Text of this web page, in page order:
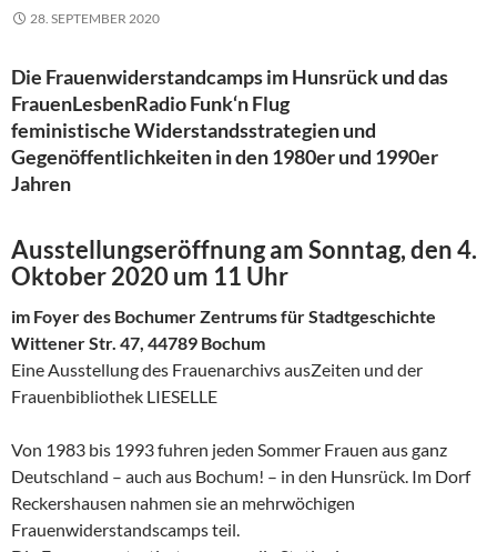
28. SEPTEMBER 2020
Die Frauenwiderstandcamps im Hunsrück und das
FrauenLesbenRadio Funk‘n Flug
feministische Widerstandsstrategien und
Gegenöffentlichkeiten in den 1980er und 1990er
Jahren
Ausstellungseröffnung am Sonntag, den 4.
Oktober 2020 um 11 Uhr
im Foyer des Bochumer Zentrums für Stadtgeschichte
Wittener Str. 47, 44789 Bochum
Eine Ausstellung des Frauenarchivs ausZeiten und der
Frauenbibliothek LIESELLE
Von 1983 bis 1993 fuhren jeden Sommer Frauen aus ganz
Deutschland – auch aus Bochum! – in den Hunsrück. Im Dorf
Reckershausen nahmen sie an mehrwöchigen
Frauenwiderstandscamps teil.